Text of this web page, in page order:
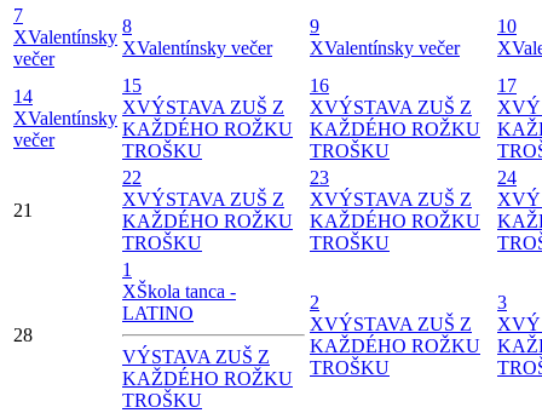
7
XValentínsky
večer
8
XValentínsky večer
9
XValentínsky večer
10
X
14
XValentínsky
večer
15
XVÝSTAVA ZUŠ Z
KAŽDÉHO ROŽKU
TROŠKU
16
XVÝSTAVA ZUŠ Z
KAŽDÉHO ROŽKU
TROŠKU
17
X
21
22
XVÝSTAVA ZUŠ Z
KAŽDÉHO ROŽKU
TROŠKU
23
XVÝSTAVA ZUŠ Z
KAŽDÉHO ROŽKU
TROŠKU
24
X
28
1
XŠkola tanca -
LATINO
VÝSTAVA ZUŠ Z
KAŽDÉHO ROŽKU
TROŠKU
2
XVÝSTAVA ZUŠ Z
KAŽDÉHO ROŽKU
TROŠKU
3
X